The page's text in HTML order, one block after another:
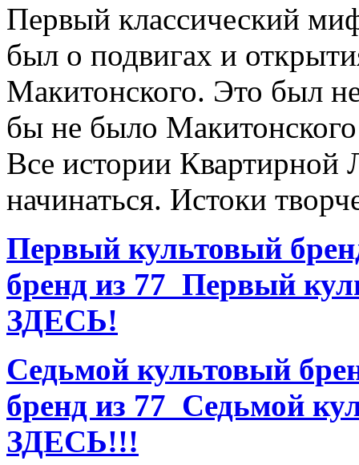
Первый классический
был о подвигах и
Макитонского. Это был
бы не было
Все истории Квартирной
начинаться. Истоки
Первый культовый
бренд из 77 Первый
ЗДЕСЬ!
Седьмой культовый
бренд из 77 Седьмой
ЗДЕСЬ!!!